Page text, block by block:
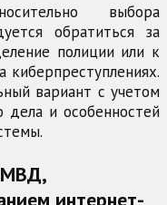
выбора
обратиться за
полиции или к
вариант с учетом
дела и особенностей
МВД,
интернет-